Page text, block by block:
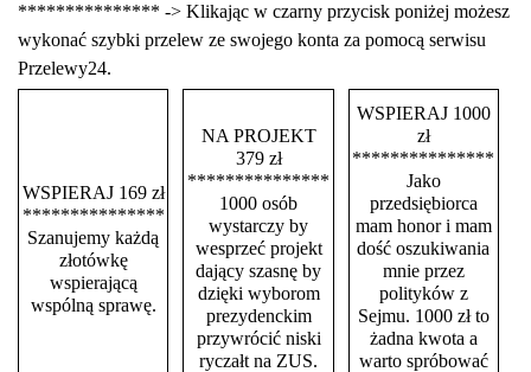
*************** -> Klikając w czarny przycisk poniżej możesz
wykonać szybki przelew ze swojego konta za pomocą serwisu
Przelewy24.
WSPIERAJ 169 zł
***************
Szanujemy każdą
złotówkę
wspierającą
wspólną sprawę.
NA PROJEKT
379 zł
***************
1000 osób
wystarczy by
wesprzeć projekt
dający szasnę by
dzięki wyborom
prezydenckim
przywrócić niski
ryczałt na ZUS.
WSPIERAJ 1000
zł
***************
Jako
przedsiębiorca
mam honor i mam
dość oszukiwania
mnie przez
polityków z
Sejmu. 1000 zł to
żadna kwota a
warto spróbować